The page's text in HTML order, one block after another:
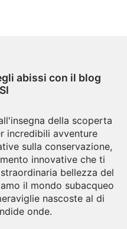
abissi con il blog
della scoperta
incredibili avventure
sulla conservazione,
innovative che ti
bellezza del
il mondo subacqueo
nascoste al di
onde.